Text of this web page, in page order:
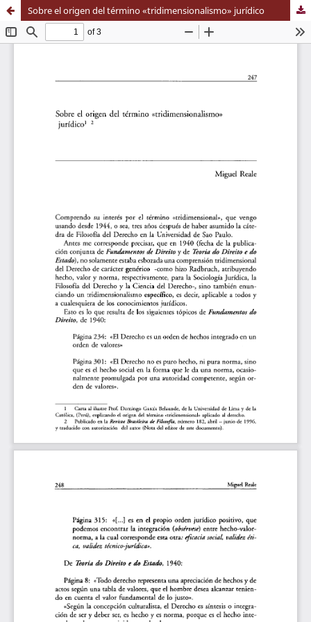
Sobre el origen del término «tridimensionalismo» jurídico